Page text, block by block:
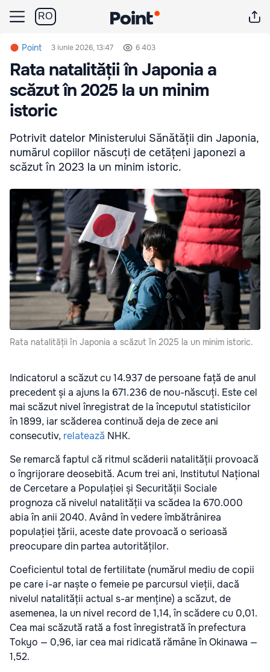
RO
Point 3 iunie 2026, 13:47 6 403
Rata natalității în Japonia a
scăzut în 2025 la un minim
istoric
Potrivit datelor Ministerului Sănătății din Japonia,
numărul copiilor născuți de cetățeni japonezi a
scăzut în 2023 la un minim istoric.
Rata natalității în Japonia a scăzut în 2025 la un minim istoric.
Indicatorul a scăzut cu 14.937 de persoane față de anul
precedent și a ajuns la 671.236 de nou-născuți. Este cel
mai scăzut nivel înregistrat de la începutul statisticilor
în 1899, iar scăderea continuă deja de zece ani
consecutiv, relatează NHK.
Se remarcă faptul că ritmul scăderii natalității provoacă
o îngrijorare deosebită. Acum trei ani, Institutul Național
de Cercetare a Populației și Securității Sociale
prognoza că nivelul natalității va scădea la 670.000
abia în anii 2040. Având în vedere îmbătrânirea
populației țării, aceste date provoacă o serioasă
preocupare din partea autorităților.
Coeficientul total de fertilitate (numărul mediu de copii
pe care i-ar naște o femeie pe parcursul vieții, dacă
nivelul natalității actual s-ar menține) a scăzut, de
asemenea, la un nivel record de 1,14, în scădere cu 0,01.
Cea mai scăzută rată a fost înregistrată în prefectura
Tokyo — 0,96, iar cea mai ridicată rămâne în Okinawa —
1,52.